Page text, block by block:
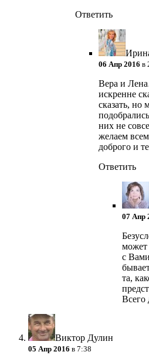
Ответить
06 Апр 2016 в
Вера и
искренне
сказать, но
них не
желаем
доброго и
Ответить
07 Апр
может
с
та,
Всего
Виктор Дулин
05 Апр 2016 в 7:38